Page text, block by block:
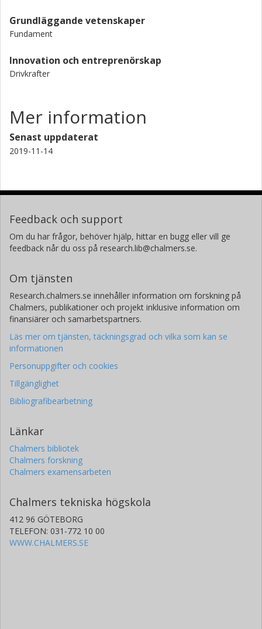
Grundläggande vetenskaper
Fundament
Innovation och entreprenörskap
Drivkrafter
Mer information
Senast uppdaterat
2019-11-14
Feedback och support
Om du har frågor, behöver hjälp, hittar en bugg eller vill ge
feedback når du oss på research.lib@chalmers.se.
Om tjänsten
Research.chalmers.se innehåller information om forskning på
Chalmers, publikationer och projekt inklusive information om
finansiärer och samarbetspartners.
Läs mer om tjänsten, täckningsgrad och vilka som kan se
informationen
Personuppgifter och cookies
Tillgänglighet
Bibliografibearbetning
Länkar
Chalmers bibliotek
Chalmers forskning
Chalmers examensarbeten
Chalmers tekniska högskola
412 96 GÖTEBORG
TELEFON: 031-772 10 00
WWW.CHALMERS.SE